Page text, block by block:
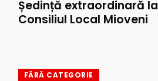
Ședință extraordinară la
Consiliul Local Mioveni
FĂRĂ CATEGORIE